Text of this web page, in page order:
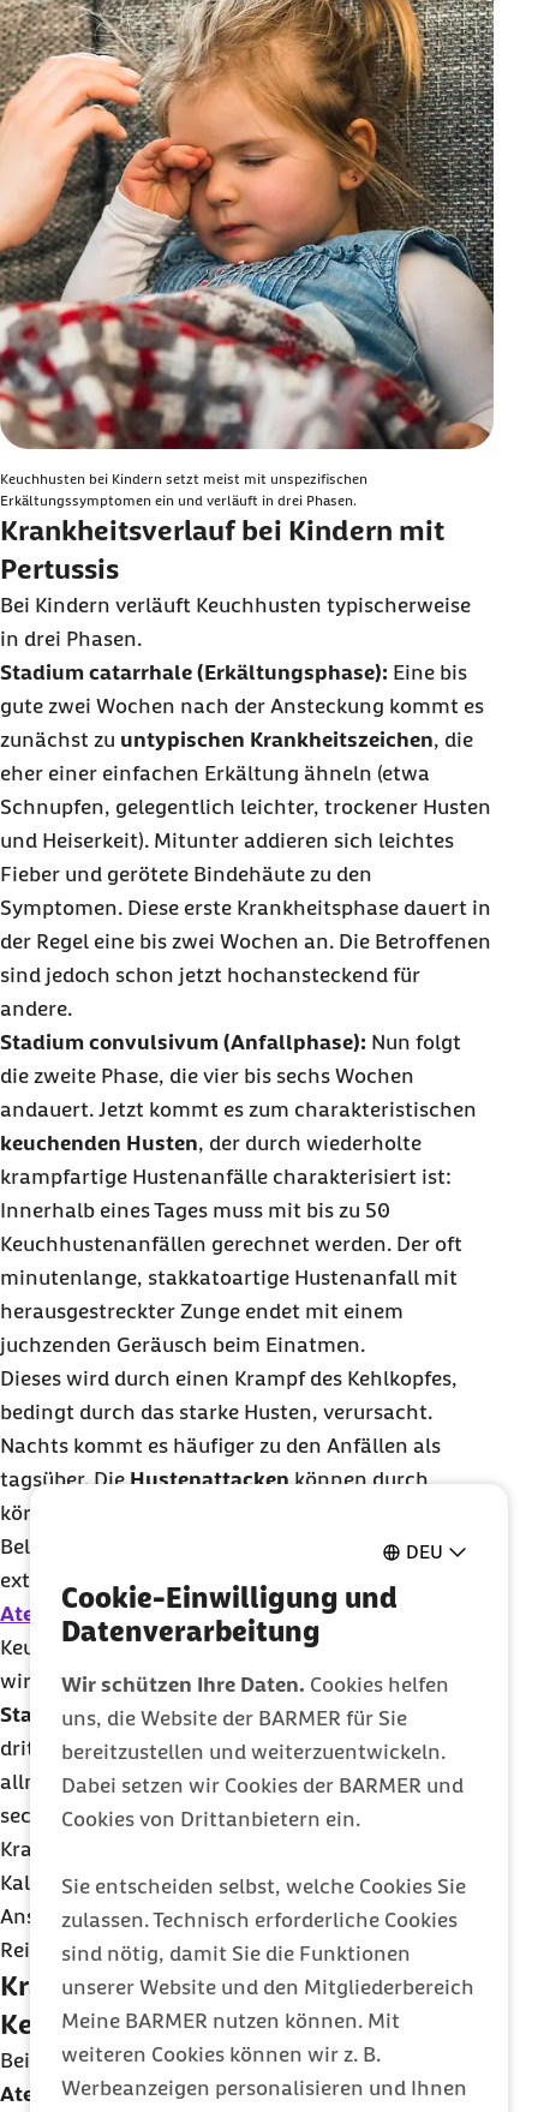
DEU
Cookie-Einwilligung und
Datenverarbeitung
Wir schützen Ihre Daten. Cookies helfen
uns, die Website der BARMER für Sie
bereitzustellen und weiterzuentwickeln.
Dabei setzen wir Cookies der BARMER und
Cookies von Drittanbietern ein.
Sie entscheiden selbst, welche Cookies Sie
zulassen. Technisch erforderliche Cookies
sind nötig, damit Sie die Funktionen
unserer Website und den Mitgliederbereich
Meine BARMER nutzen können. Mit
weiteren Cookies können wir z. B.
Werbeanzeigen personalisieren und Ihnen
Keuchhusten bei Kindern setzt meist mit unspezifischen
Erkältungssymptomen ein und verläuft in drei Phasen.
Krankheitsverlauf bei Kindern mit
Pertussis
Bei Kindern verläuft Keuchhusten typischerweise
in drei Phasen.
Stadium catarrhale (Erkältungsphase): Eine bis
gute zwei Wochen nach der Ansteckung kommt es
zunächst zu untypischen Krankheitszeichen, die
eher einer einfachen Erkältung ähneln (etwa
Schnupfen, gelegentlich leichter, trockener Husten
und Heiserkeit). Mitunter addieren sich leichtes
Fieber und gerötete Bindehäute zu den
Symptomen. Diese erste Krankheitsphase dauert in
der Regel eine bis zwei Wochen an. Die Betroffenen
sind jedoch schon jetzt hochansteckend für
andere.
Stadium convulsivum (Anfallphase): Nun folgt
die zweite Phase, die vier bis sechs Wochen
andauert. Jetzt kommt es zum charakteristischen
keuchenden Husten, der durch wiederholte
krampfartige Hustenanfälle charakterisiert ist:
Innerhalb eines Tages muss mit bis zu 50
Keuchhustenanfällen gerechnet werden. Der oft
minutenlange, stakkatoartige Hustenanfall mit
herausgestreckter Zunge endet mit einem
juchzenden Geräusch beim Einatmen.
Dieses wird durch einen Krampf des Kehlkopfes,
bedingt durch das starke Husten, verursacht.
Nachts kommt es häufiger zu den Anfällen als
tagsüber. Die Hustenattacken können durch
körperliche Anstrengung oder psychische
Belastungen ausgelöst oder verstärkt werden. Die
extremen Hustenanfälle können bis hin zu
Atemnotführen. Oft folgt einem
Keuchhustenanfall auch direkt Erbrechen oder es
wird zäher Schleim herausgewürgt.
Stadium decrementi (Erholungsphase):In der
dritten Phase nehmen die Hustenattacken
allmählich ab. Doch auch dieses Stadium dauert
sechs bis zehn Wochen an. Bis zum Ausheilen der
Krankheit kann durchaus ein Vierteljahr vergehen.
Kalte Luft, Zigarettenrauch oder körperliche
Anstrengung können danach noch monatelang
Reizhusten auslösen.
Krankheitsverlauf bei Säuglingen mit
Keuchhusten
Bei an Keuchhusten erkrankten Säuglingen stehen
Atemaussetzer, sogenannte Apnoen, im